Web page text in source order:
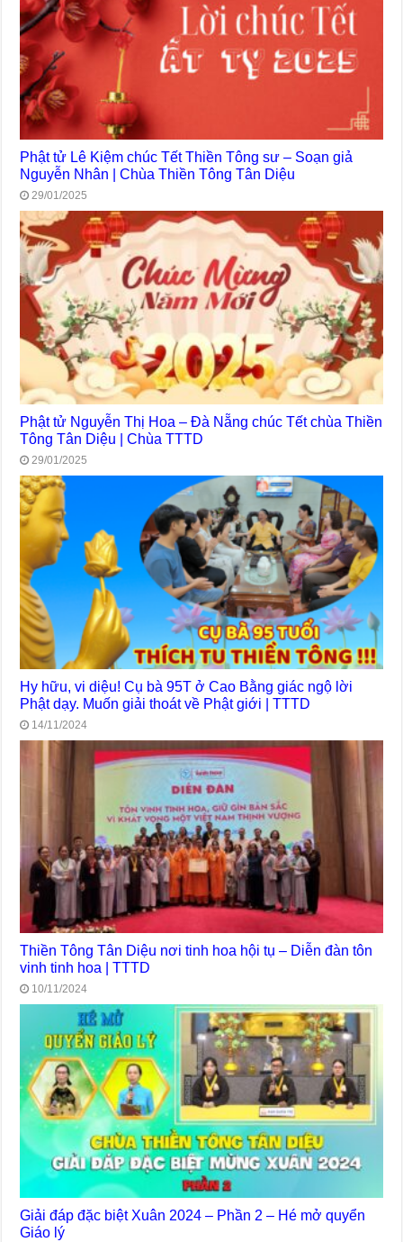
Phật tử Lê Kiệm chúc Tết Thiền Tông sư – Soạn giả
Nguyễn Nhân | Chùa Thiền Tông Tân Diệu
29/01/2025
Phật tử Nguyễn Thị Hoa – Đà Nẵng chúc Tết chùa Thiền
Tông Tân Diệu | Chùa TTTD
29/01/2025
Hy hữu, vi diệu! Cụ bà 95T ở Cao Bằng giác ngộ lời
Phật dạy. Muốn giải thoát về Phật giới | TTTD
14/11/2024
Thiền Tông Tân Diệu nơi tinh hoa hội tụ – Diễn đàn tôn
vinh tinh hoa | TTTD
10/11/2024
Giải đáp đặc biệt Xuân 2024 – Phần 2 – Hé mở quyển
Giáo lý